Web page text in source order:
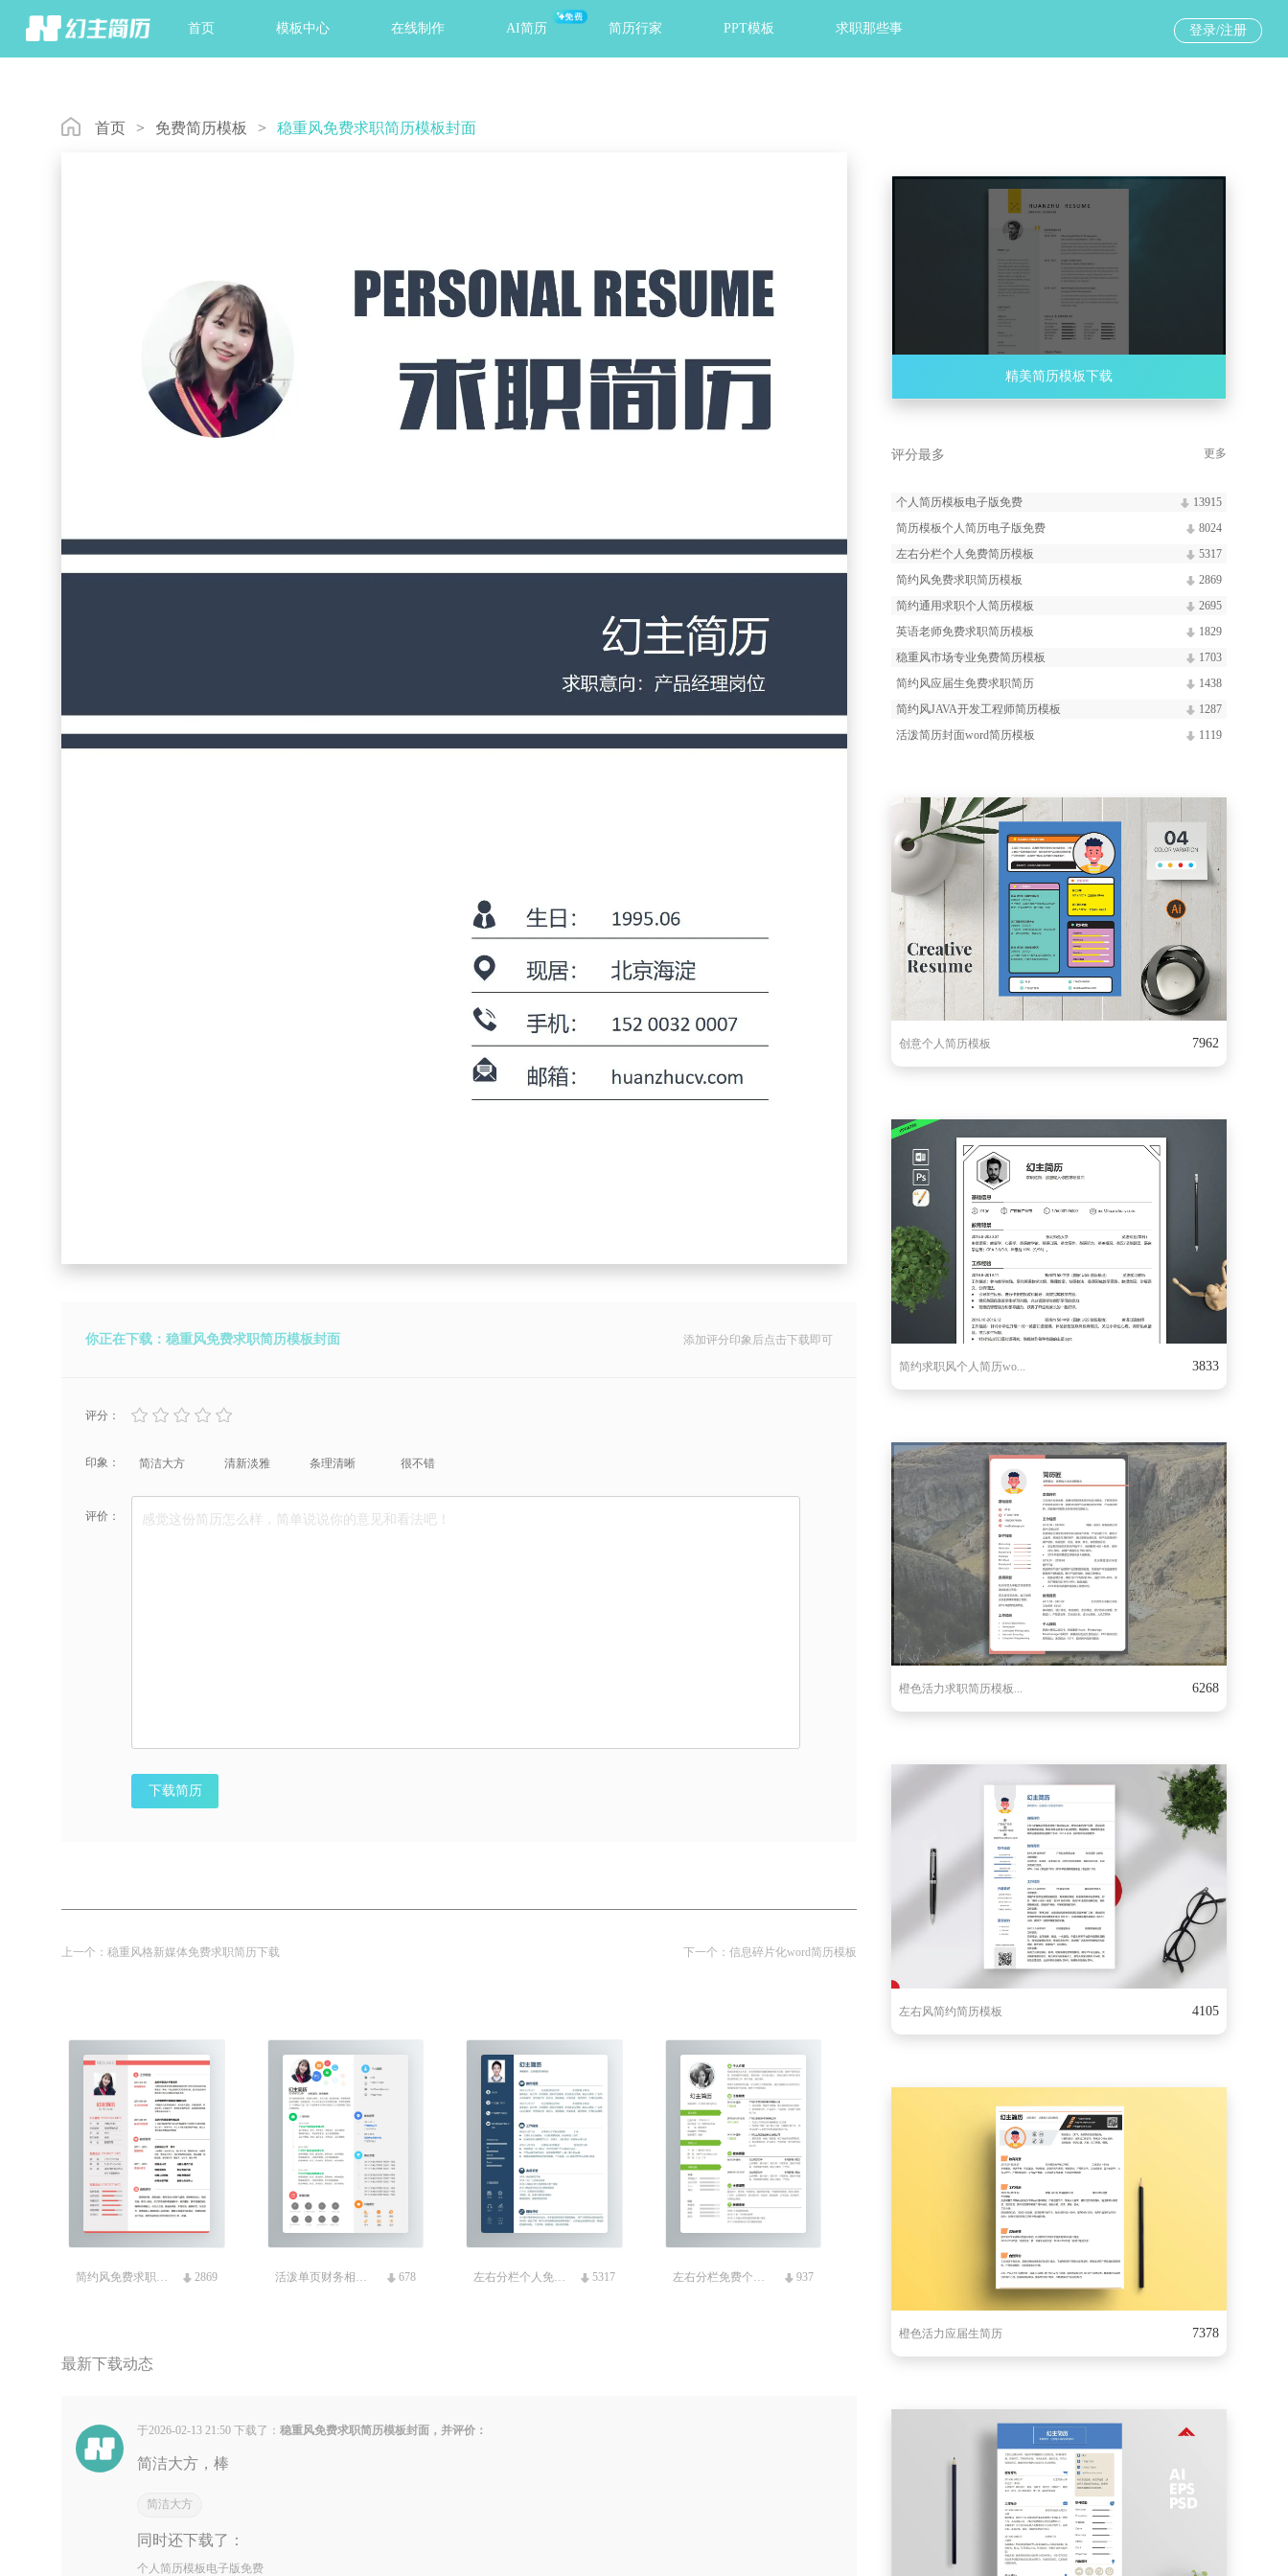
首页 模板中心 在线制作 AI简历
免费
简历行家 PPT模板 求职那些事 登录/注册
首页 > 免费简历模板 > 稳重风免费求职简历模板封面
你正在下载：稳重风免费求职简历模板封面 添加评分印象后点击下载即可
评分：
印象： 简洁大方 清新淡雅 条理清晰 很不错
评价：
下载简历
上一个：稳重风格新媒体免费求职简历下载 下一个：信息碎片化word简历模板
简约风免费求职简历模板 2869 活泼单页财务相关免费简历 678 左右分栏个人免费简历模板 5317 左右分栏免费个人简历 937
最新下载动态
于2026-02-13 21:50 下载了：稳重风免费求职简历模板封面，并评价：
简洁大方，棒
简洁大方
同时还下载了：
个人简历模板电子版免费
精美简历模板下载
评分最多 更多
个人简历模板电子版免费
13915
简历模板个人简历电子版免费
8024
左右分栏个人免费简历模板
5317
简约风免费求职简历模板
2869
简约通用求职个人简历模板
2695
英语老师免费求职简历模板
1829
稳重风市场专业免费简历模板
1703
简约风应届生免费求职简历
1438
简约风JAVA开发工程师简历模板
1287
活泼简历封面word简历模板
1119
创意个人简历模板 7962
简约求职风个人简历wo... 3833
橙色活力求职简历模板... 6268
左右风简约简历模板 4105
橙色活力应届生简历 7378